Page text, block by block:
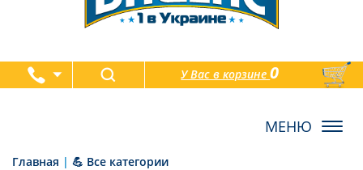
У Вас в корзине0
товаров
Главная | 💪 Все категории